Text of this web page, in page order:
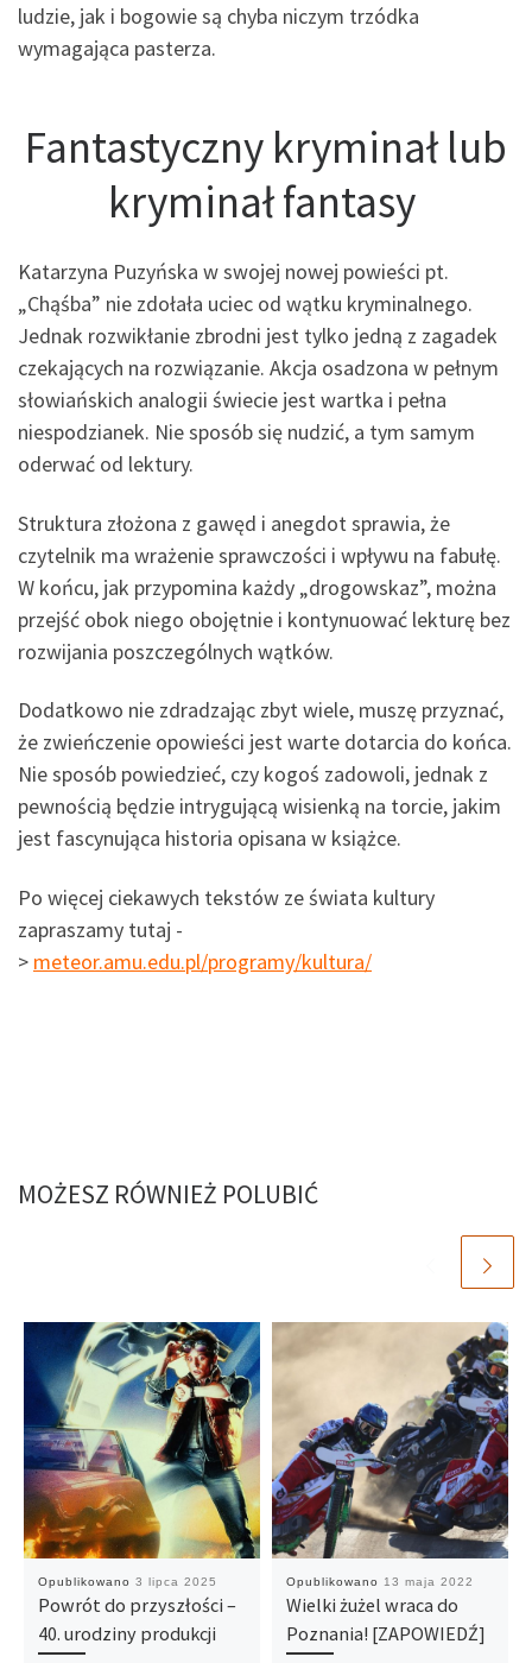
ludzie, jak i bogowie są chyba niczym trzódka
wymagająca pasterza.
Fantastyczny kryminał lub
kryminał fantasy
Katarzyna Puzyńska w swojej nowej powieści pt.
„Chąśba” nie zdołała uciec od wątku kryminalnego.
Jednak rozwikłanie zbrodni jest tylko jedną z zagadek
czekających na rozwiązanie. Akcja osadzona w pełnym
słowiańskich analogii świecie jest wartka i pełna
niespodzianek. Nie sposób się nudzić, a tym samym
oderwać od lektury.
Struktura złożona z gawęd i anegdot sprawia, że
czytelnik ma wrażenie sprawczości i wpływu na fabułę.
W końcu, jak przypomina każdy „drogowskaz”, można
przejść obok niego obojętnie i kontynuować lekturę bez
rozwijania poszczególnych wątków.
Dodatkowo nie zdradzając zbyt wiele, muszę przyznać,
że zwieńczenie opowieści jest warte dotarcia do końca.
Nie sposób powiedzieć, czy kogoś zadowoli, jednak z
pewnością będzie intrygującą wisienką na torcie, jakim
jest fascynująca historia opisana w książce.
Po więcej ciekawych tekstów ze świata kultury
zapraszamy tutaj -
> meteor.amu.edu.pl/programy/kultura/
MOŻESZ RÓWNIEŻ POLUBIĆ
Opublikowano 3 lipca 2025
Powrót do przyszłości –
40. urodziny produkcji
Opublikowano 13 maja 2022
Wielki żużel wraca do
Poznania! [ZAPOWIEDŹ]